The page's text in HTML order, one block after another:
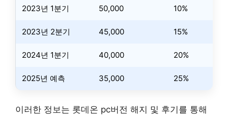
2023년 1분기 50,000 10%
2023년 2분기 45,000 15%
2024년 1분기 40,000 20%
2025년 예측 35,000 25%
이러한 정보는 롯데온 pc버전 해지 및 후기를 통해